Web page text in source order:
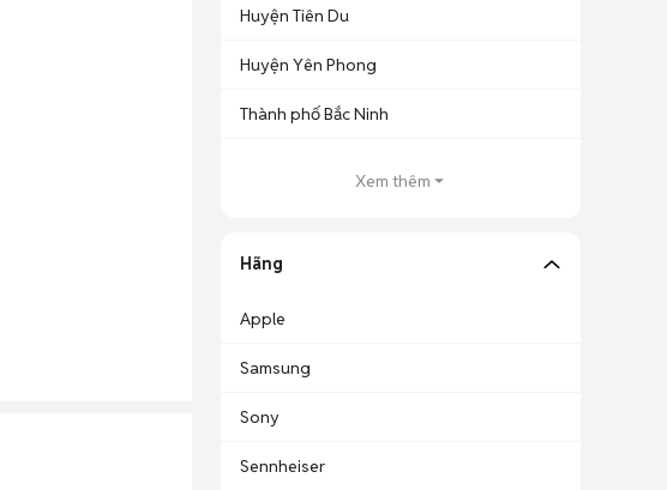
Huyện Tiên Du
Huyện Yên Phong
Thành phố Bắc Ninh
Xem thêm
Hãng
Apple
Samsung
Sony
Sennheiser